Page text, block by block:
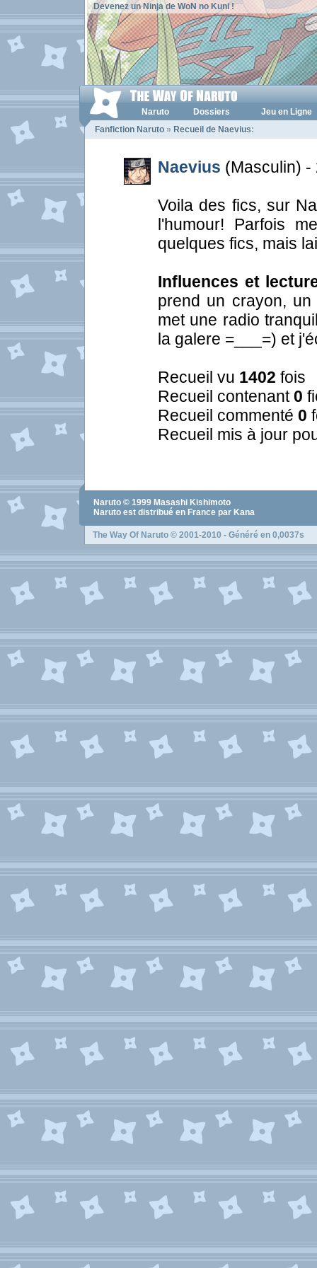
Devenez un Ninja de WoN no Kuni !
Naruto Dossiers
Jeu en Ligne
Fanfiction Naruto » Recueil de Naevius:
Naevius (Masculin) -
Voila des fics, sur
l'humour! Parfois
quelques fics, mais
Influences et
prend un crayon,
met une radio
la galere =___=) et
Recueil vu 1402 fois
Recueil contenant 0
Recueil commenté 0
Recueil mis à jour
Naruto © 1999 Masashi Kishimoto
Naruto est distribué en France par Kana
The Way Of Naruto © 2001-2010 - Généré en 0,0037s